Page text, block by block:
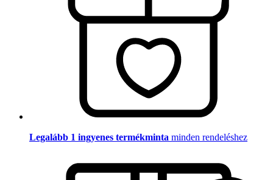
Legalább 1 ingyenes termékminta minden rendeléshez